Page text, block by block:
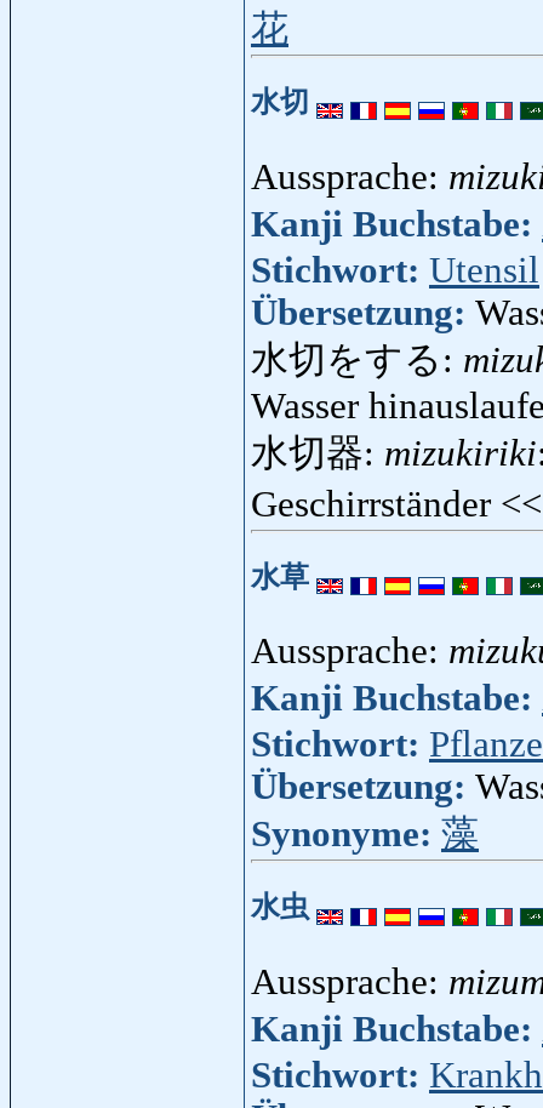
花
水切
Aussprache:
Kanji Buchstabe:
Stichwort: Utensil
Übersetzung:
水切をする:
Wasser
水切器: mizukiriki
Geschirrständer
水草
Aussprache:
Kanji Buchstabe:
Stichwort: Pflanze
Übersetzung:
Synonyme: 藻
水虫
Aussprache:
Kanji Buchstabe:
Stichwort: